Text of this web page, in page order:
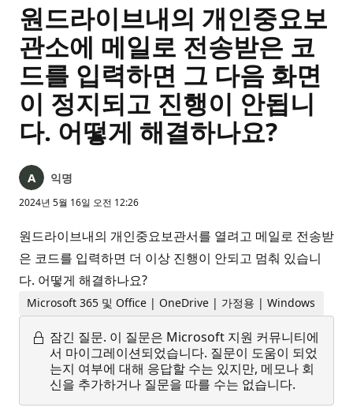
원드라이브내의 개인중요보
관소에 메일로 전송받은 코
드를 입력하면 그 다음 화면
이 정지되고 진행이 안됩니
다. 어떻게 해결하나요?
익명
2024년 5월 16일 오전 12:26
원드라이브내의 개인중요보관서를 열려고 메일로 전송받
은 코드를 입력하면 더 이상 진행이 안되고 멈춰 있습니
다. 어떻게 해결하나요?
Microsoft 365 및 Office | OneDrive | 가정용 | Windows
잠긴 질문. 이 질문은 Microsoft 지원 커뮤니티에
서 마이그레이션되었습니다. 질문이 도움이 되었
는지 여부에 대해 응답할 수는 있지만, 메모나 회
신을 추가하거나 질문을 따를 수는 없습니다.